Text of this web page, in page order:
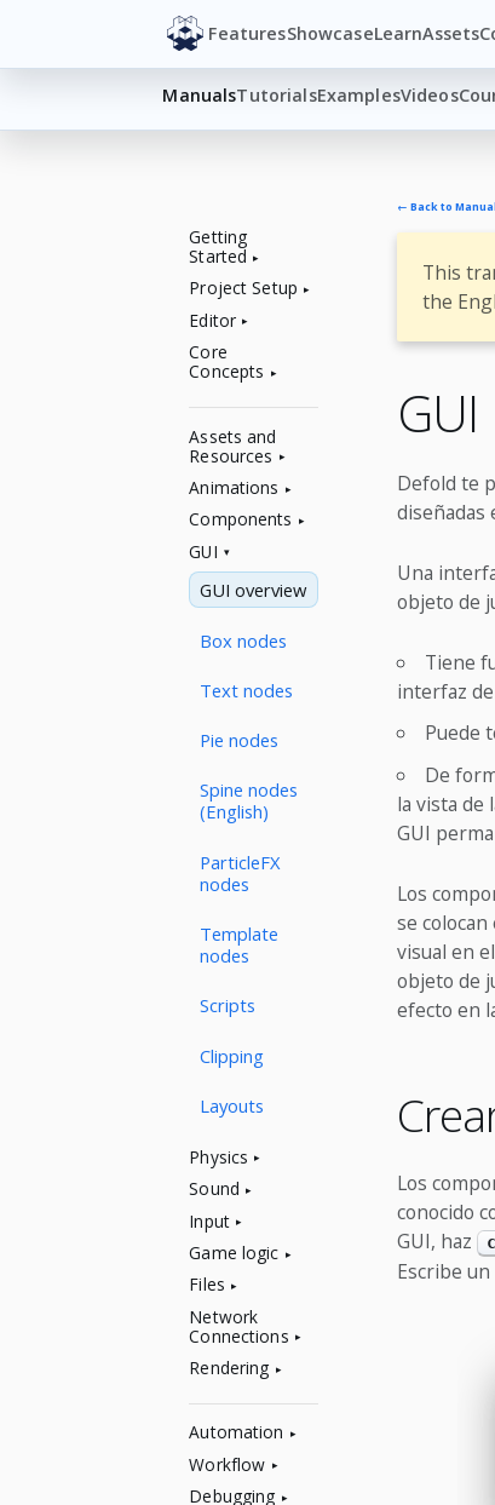
FeaturesShowcaseLearnAssets
ManualsTutorialsExamplesVideos
Getting
Started
Project Setup
Editor
Core
Concepts
Assets and
Resources
Animations
Components
GUI
GUI overview
Box nodes
Text nodes
Pie nodes
Spine nodes
(English)
ParticleFX
nodes
Template
nodes
Scripts
Clipping
Layouts
Physics
Sound
Input
Game logic
Files
Network
Connections
Rendering
Automation
Workflow
Debugging
← Back to
This
the
GUI
Defold te
diseñadas
Una
objeto de
Tiene
interfaz
Puede
De
la vista de
GUI
Los
se
visual en
objeto de
efecto en
Los
conocido
GUI, haz
Escribe